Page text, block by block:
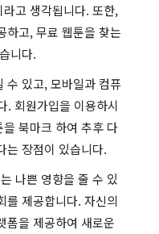
고 생각됩니다. 또한,
하고, 무료 웹툰을 찾는
니다.
수 있고, 모바일과 컴퓨
. 회원가입을 이용하시
북마크 하여 추후 다
는 장점이 있습니다.
나쁜 영향을 줄 수 있
를 제공합니다. 자신의
폼을 제공하여 새로운